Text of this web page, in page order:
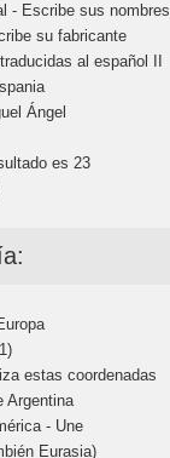
- Escribe sus nombres
su fabricante
al español II
Ángel
es 23
estas coordenadas
Argentina
- Une
Eurasia)